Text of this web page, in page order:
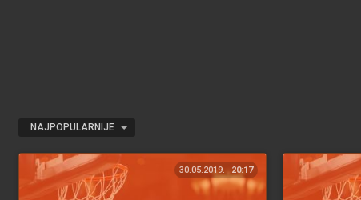
NAJPOPULARNIJE
30.05.2019. 20:17